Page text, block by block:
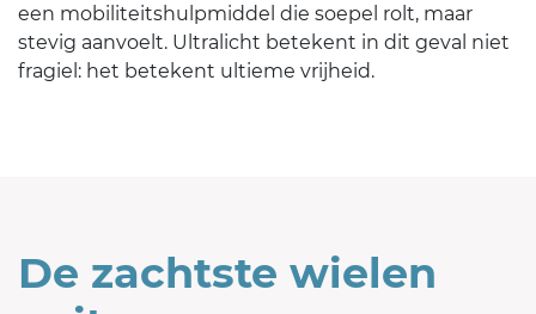
een mobiliteitshulpmiddel die soepel rolt, maar
stevig aanvoelt. Ultralicht betekent in dit geval niet
fragiel: het betekent ultieme vrijheid.
De zachtste wielen